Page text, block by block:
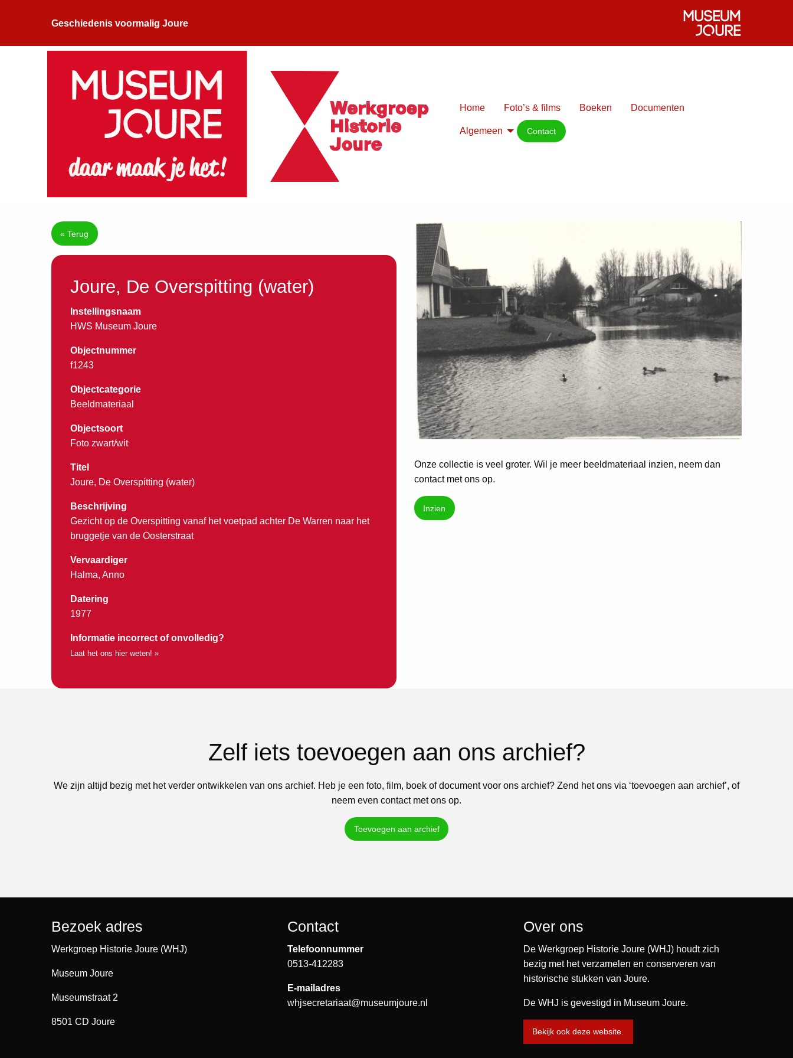
Geschiedenis voormalig Joure
Home Foto’s & films Boeken Documenten
Algemeen Contact
« Terug
Joure, De Overspitting (water)
Instellingsnaam
HWS Museum Joure
Objectnummer
f1243
Objectcategorie
Beeldmateriaal
Objectsoort
Foto zwart/wit
Titel
Joure, De Overspitting (water)
Beschrijving
Gezicht op de Overspitting vanaf het voetpad achter De Warren naar het
bruggetje van de Oosterstraat
Vervaardiger
Halma, Anno
Datering
1977
Informatie incorrect of onvolledig?
Laat het ons hier weten! »
Onze collectie is veel groter. Wil je meer beeldmateriaal inzien, neem dan
contact met ons op.
Inzien
Zelf iets toevoegen aan ons archief?
We zijn altijd bezig met het verder ontwikkelen van ons archief. Heb je een foto, film, boek of document voor ons archief? Zend het ons via ‘toevoegen aan archief’, of
neem even contact met ons op.
Toevoegen aan archief
Bezoek adres
Werkgroep Historie Joure (WHJ)
Museum Joure
Museumstraat 2
8501 CD Joure
Contact
Telefoonnummer
0513-412283
E-mailadres
whjsecretariaat@museumjoure.nl
Over ons
De Werkgroep Historie Joure (WHJ) houdt zich
bezig met het verzamelen en conserveren van
historische stukken van Joure.
De WHJ is gevestigd in Museum Joure.
Bekijk ook deze website.